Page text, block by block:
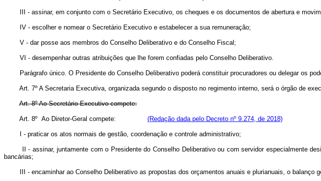
III - assinar, em conjunto com o Secretário Executivo, os cheques e os documentos de abertura e
IV - escolher e nomear o Secretário Executivo e estabelecer a sua remuneração;
V - dar posse aos membros do Conselho Deliberativo e do Conselho Fiscal;
VI - desempenhar outras atribuições que lhe forem confiadas pelo Conselho Deliberativo.
Parágrafo único. O Presidente do Conselho Deliberativo poderá constituir procuradores ou delegar os
Art. 7º A Secretaria Executiva, organizada segundo o disposto no regimento interno, será o órgão de
Art. 8º Ao Secretário Executivo compete:
Art. 8º Ao Diretor-Geral compete: (Redação dada pelo Decreto nº 9.274, de 2018)
I - praticar os atos normais de gestão, coordenação e controle administrativo;
II - assinar, juntamente com o Presidente do Conselho Deliberativo ou com servidor especialmente
bancárias;
III - encaminhar ao Conselho Deliberativo as propostas dos orçamentos anuais e plurianuais, o balanço